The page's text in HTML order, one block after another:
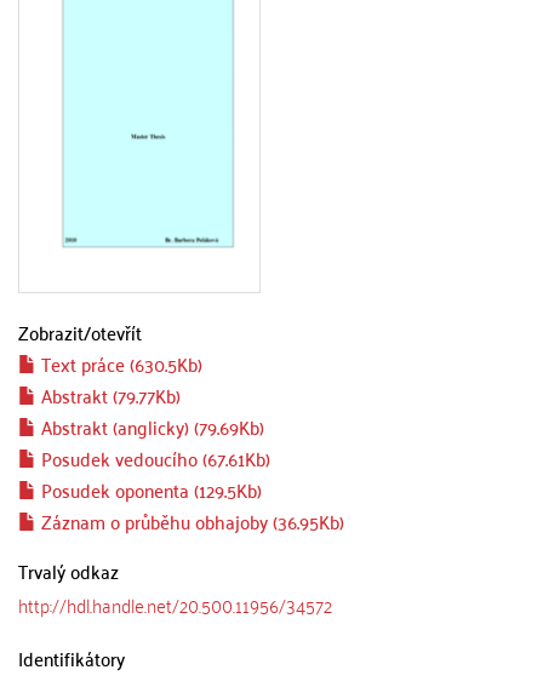
Zobrazit/otevřít
Text práce (630.5Kb)
Abstrakt (79.77Kb)
Abstrakt (anglicky) (79.69Kb)
Posudek vedoucího (67.61Kb)
Posudek oponenta (129.5Kb)
Záznam o průběhu obhajoby (36.95Kb)
Trvalý odkaz
http://hdl.handle.net/20.500.11956/34572
Identifikátory